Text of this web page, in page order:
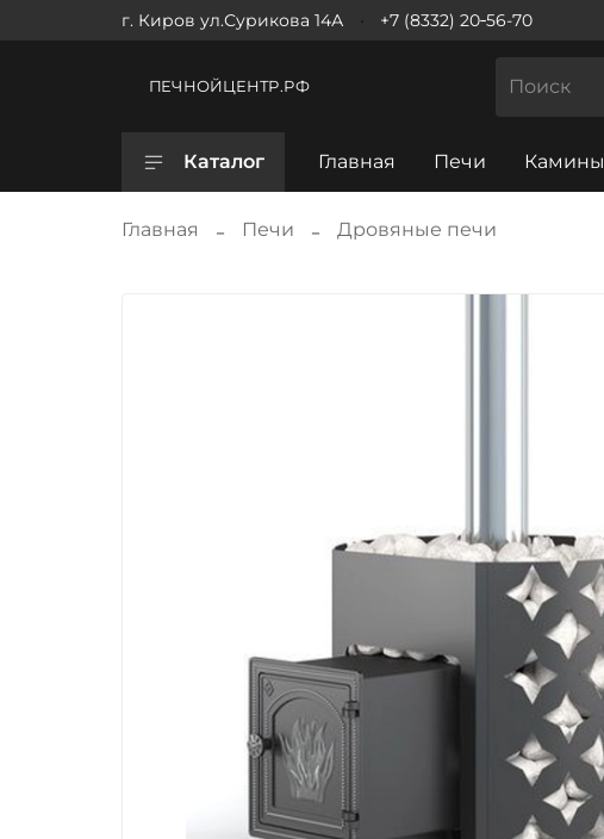
г. Киров ул.Сурикова 14А +7 (8332) 20‑56-70
ПЕЧНОЙЦЕНТР.РФ
Каталог Главная Печи Камины
Главная Печи Дровяные печи